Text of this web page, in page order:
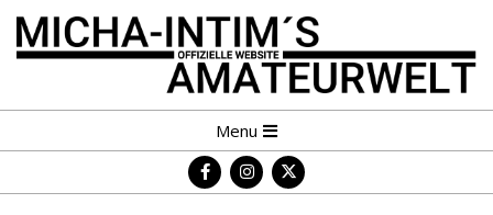
Skip
MICHA-
INTIM
´S
Navigation
Menu